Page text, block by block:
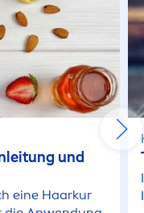
und
eine Haarkur